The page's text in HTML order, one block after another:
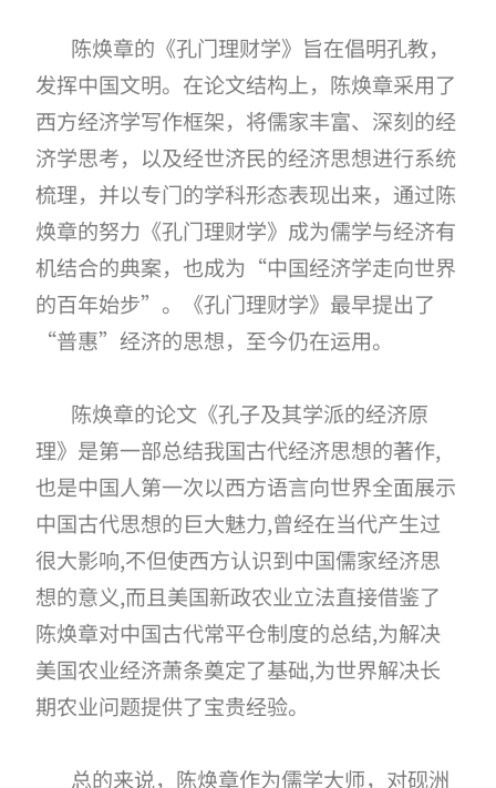
陈焕章的《孔门理财学》旨在倡明孔教，
发挥中国文明。在论文结构上，陈焕章采用了
西方经济学写作框架，将儒家丰富、深刻的经
济学思考，以及经世济民的经济思想进行系统
梳理，并以专门的学科形态表现出来，通过陈
焕章的努力《孔门理财学》成为儒学与经济有
机结合的典案，也成为 “中国经济学走向世界
的百年始步”。《孔门理财学》最早提出了
“普惠”经济的思想，至今仍在运用。
陈焕章的论文《孔子及其学派的经济原
理》是第一部总结我国古代经济思想的著作,
也是中国人第一次以西方语言向世界全面展示
中国古代思想的巨大魅力,曾经在当代产生过
很大影响,不但使西方认识到中国儒家经济思
想的意义,而且美国新政农业立法直接借鉴了
陈焕章对中国古代常平仓制度的总结,为解决
美国农业经济萧条奠定了基础,为世界解决长
期农业问题提供了宝贵经验。
总的来说，陈焕章作为儒学大师，对砚洲